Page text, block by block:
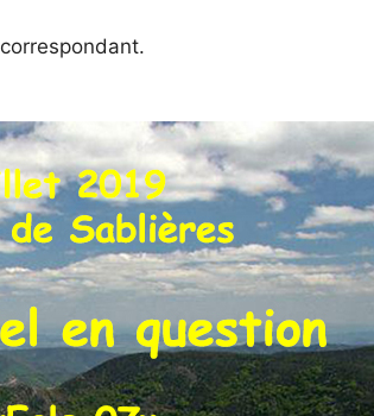
correspondant.